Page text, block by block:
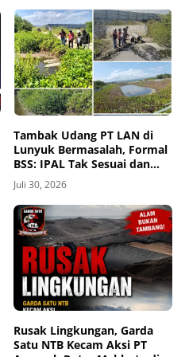
Tambak Udang PT LAN di
Lunyuk Bermasalah, Formal
BSS: IPAL Tak Sesuai dan
Mangrove Dibabat
Juli 30, 2026
Rusak Lingkungan, Garda
Satu NTB Kecam Aksi PT